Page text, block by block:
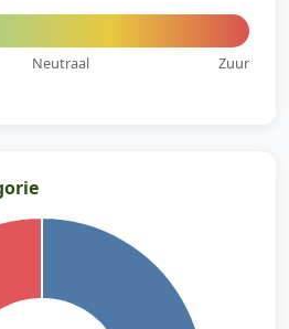
Neutraal Zuur